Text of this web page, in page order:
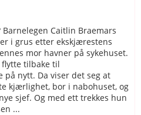
Caitlin Braemars
i grus etter ekskjærestens
mor havner på sykehuset.
tilbake til
på nytt. Da viser det seg at
kjærlighet, bor i nabohuset, og
sjef. Og med ett trekkes hun
...